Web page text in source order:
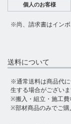
個人のお客様
※尚、請求書はインボ
送料について
※通常送料は商品代
生する場合がございま
※搬入・組立・施工費
※部材商品のみでご購